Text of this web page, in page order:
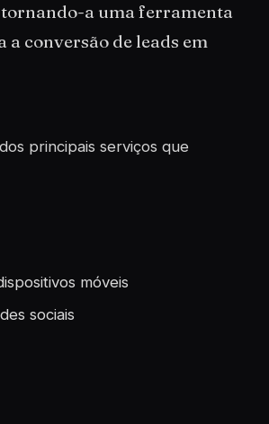
a uma ferramenta
a conversão de leads em
principais serviços que
móveis
sociais